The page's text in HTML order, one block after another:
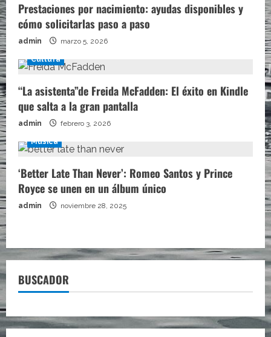
Prestaciones por nacimiento: ayudas disponibles y
cómo solicitarlas paso a paso
admin marzo 5, 2026
Cultura
“La asistenta”de Freida McFadden: El éxito en Kindle
que salta a la gran pantalla
admin febrero 3, 2026
Música
‘Better Late Than Never’: Romeo Santos y Prince
Royce se unen en un álbum único
admin noviembre 28, 2025
BUSCADOR